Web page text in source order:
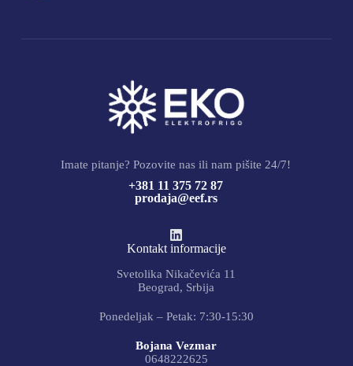
Imate pitanje? Pozovite nas ili nam pišite 24/7!
+381 11 375 72 87
prodaja@eef.rs
Kontakt informacije
Svetolika Nikačevića 11
Beograd, Srbija
Ponedeljak – Petak: 7:30-15:30
Bojana Vezmar
0648222625